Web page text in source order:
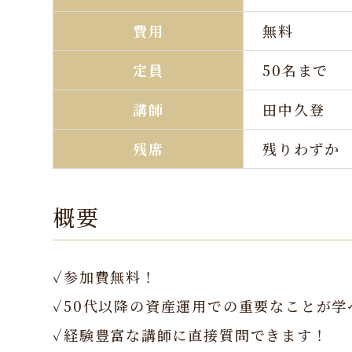
費用
無料
定員
50名まで
講師
田中久登
残席
残りわずか
概要
✓参加費無料！
✓50代以降の資産運用での重要なことが学
✓経験豊富な講師に直接質問できます！